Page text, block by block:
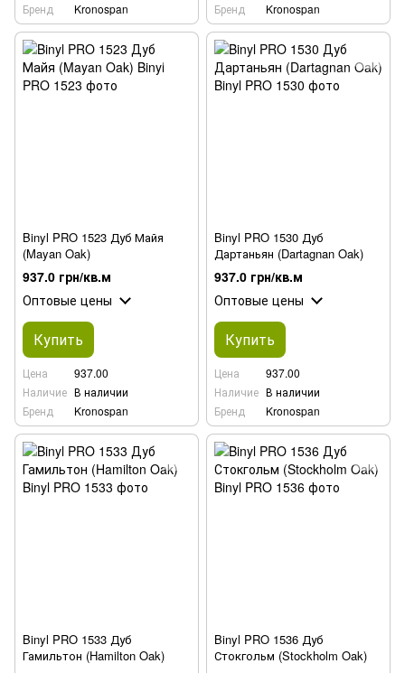
Бренд
Kronospan
Бренд
Kronospan
Binyl PRO 1523 Дуб Майя
(Mayan Oak)
937.0 грн/кв.м
Оптовые цены
Купить
Цена
937.00
Наличие В наличии
Бренд
Kronospan
Binyl PRO 1530 Дуб
Дартаньян (Dartagnan Oak)
937.0 грн/кв.м
Оптовые цены
Купить
Цена
937.00
Наличие В наличии
Бренд
Kronospan
Binyl PRO 1533 Дуб
Гамильтон (Hamilton Oak)
Binyl PRO 1536 Дуб
Стокгольм (Stockholm Oak)